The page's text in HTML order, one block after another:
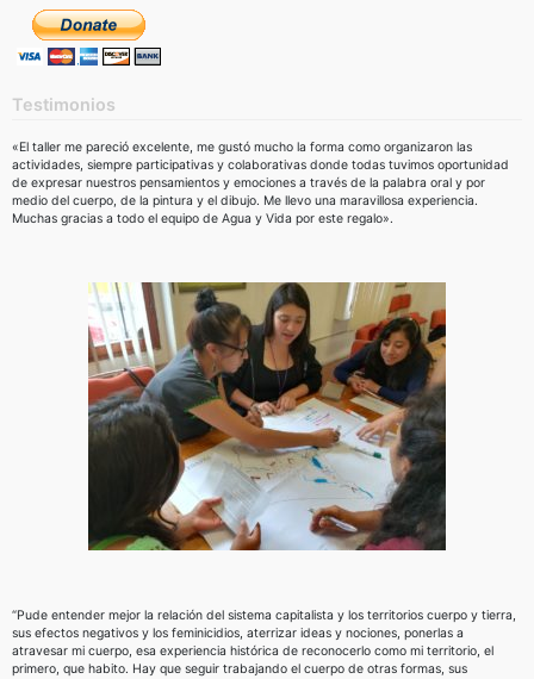
Testimonios
«El taller me pareció excelente, me gustó mucho la forma como organizaron las
actividades, siempre participativas y colaborativas donde todas tuvimos oportunidad
de expresar nuestros pensamientos y emociones a través de la palabra oral y por
medio del cuerpo, de la pintura y el dibujo. Me llevo una maravillosa experiencia.
Muchas gracias a todo el equipo de Agua y Vida por este regalo».
“Pude entender mejor la relación del sistema capitalista y los territorios cuerpo y tierra,
sus efectos negativos y los feminicidios, aterrizar ideas y nociones, ponerlas a
atravesar mi cuerpo, esa experiencia histórica de reconocerlo como mi territorio, el
primero, que habito. Hay que seguir trabajando el cuerpo de otras formas, sus